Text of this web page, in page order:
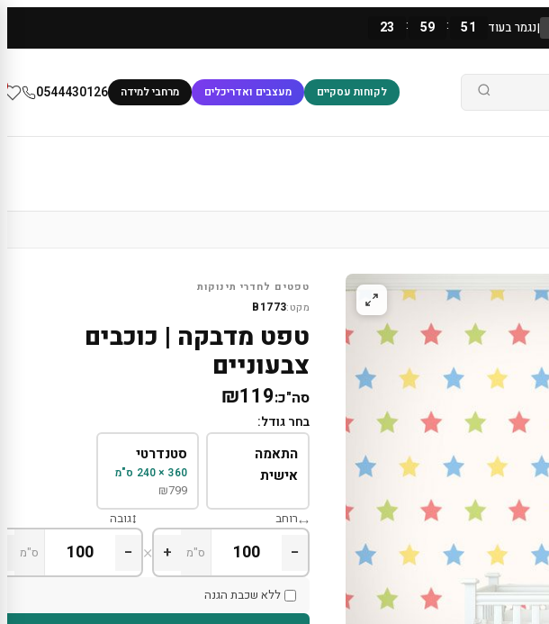
|נגמר בעוד 23 : 59 : 49
לקוחות עסקיים מעצבים ואדריכלים מרחבי למידה 0544430126
טפטים לחדרי תינוקות
מקט:B1773
טפט מדבקה | כוכבים
צבעוניים
סה"כ:₪119
בחר גודל:
התאמה
אישית
סטנדרטי
360 × 240 ס"מ
₪799
רוחב
− ס"מ +
×
גובה
− ס"מ
ללא שכבת הגנה